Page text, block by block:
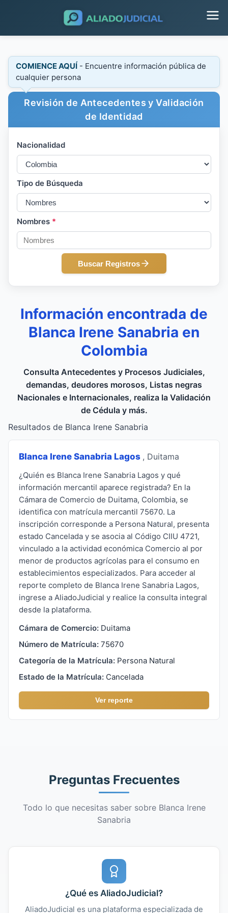
COMIENCE AQUÍ - Encuentre información pública de
cualquier persona
Revisión de Antecedentes y Validación
de Identidad
Nacionalidad
Tipo de Búsqueda
Nombres *
Buscar Registros
Información encontrada de
Blanca Irene Sanabria en
Colombia
Consulta Antecedentes y Procesos Judiciales,
demandas, deudores morosos, Listas negras
Nacionales e Internacionales, realiza la Validación
de Cédula y más.
Resultados de Blanca Irene Sanabria
Blanca Irene Sanabria Lagos , Duitama
¿Quién es Blanca Irene Sanabria Lagos y qué
información mercantil aparece registrada? En la
Cámara de Comercio de Duitama, Colombia, se
identifica con matrícula mercantil 75670. La
inscripción corresponde a Persona Natural, presenta
estado Cancelada y se asocia al Código CIIU 4721,
vinculado a la actividad económica Comercio al por
menor de productos agrícolas para el consumo en
establecimientos especializados. Para acceder al
reporte completo de Blanca Irene Sanabria Lagos,
ingrese a AliadoJudicial y realice la consulta integral
desde la plataforma.
Cámara de Comercio: Duitama
Número de Matrícula: 75670
Categoría de la Matrícula: Persona Natural
Estado de la Matrícula: Cancelada
Ver reporte
Preguntas Frecuentes
Todo lo que necesitas saber sobre Blanca Irene
Sanabria
¿Qué es AliadoJudicial?
AliadoJudicial es una plataforma especializada de